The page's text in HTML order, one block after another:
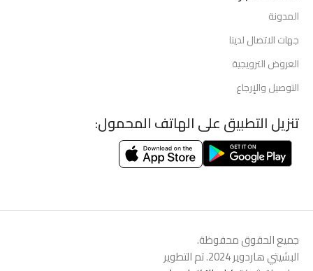
المدونة
جهات الاتصال لدينا
العروض الترويجية
التوصيل والإرجاع
تنزيل التطبيق على الهاتف المحمول:
جميع الحقوق محفوظة.
البشيتي هاردوير 2024. تم التطوير